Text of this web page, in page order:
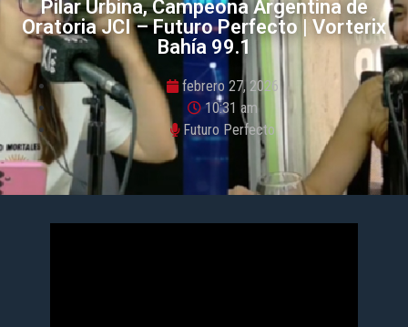
Pilar Urbina, Campeona Argentina de
Oratoria JCI – Futuro Perfecto | Vorterix
Bahía 99.1
febrero 27, 2026
10:31 am
Futuro Perfecto